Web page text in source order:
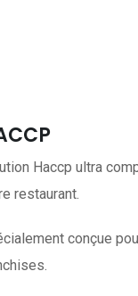
Haccp ultra
restaurant.
conçue